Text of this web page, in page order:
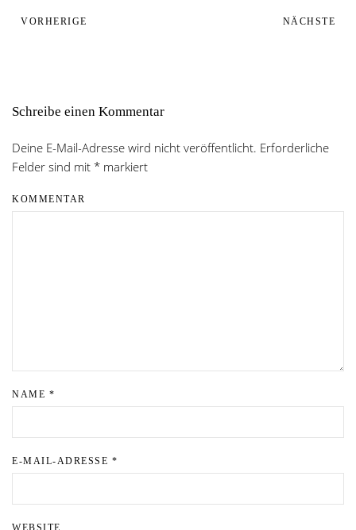
VORHERIGE NÄCHSTE
Schreibe einen Kommentar
Deine E-Mail-Adresse wird nicht veröffentlicht. Erforderliche
Felder sind mit * markiert
KOMMENTAR
NAME *
E-MAIL-ADRESSE *
WEBSITE